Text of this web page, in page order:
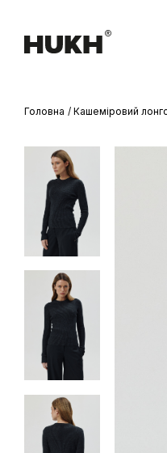
Головна Кашеміровий